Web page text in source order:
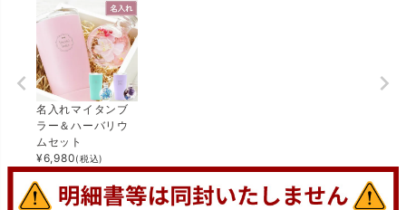
名入れマイタンブ
ラー＆ハーバリウ
ムセット
¥6,980(税込)